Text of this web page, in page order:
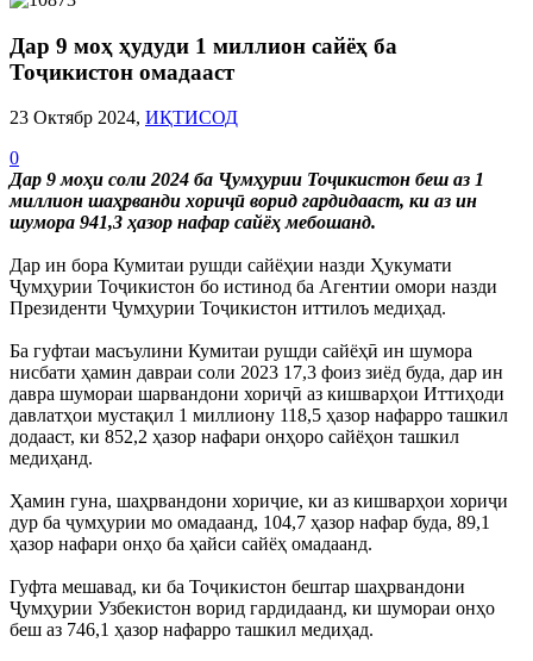
Дар 9 моҳ ҳудуди 1 миллион сайёҳ ба
Тоҷикистон омадааст
23 Октябр 2024, ИҚТИСОД
0
Дар 9 моҳи соли 2024 ба Ҷумҳурии Тоҷикистон беш аз 1
миллион шаҳрванди хориҷӣ ворид гардидааст, ки аз ин
шумора 941,3 ҳазор нафар сайёҳ мебошанд.
Дар ин бора Кумитаи рушди сайёҳии назди Ҳукумати
Ҷумҳурии Тоҷикистон бо истинод ба Агентии омори назди
Президенти Ҷумҳурии Тоҷикистон иттилоъ медиҳад.
Ба гуфтаи масъулини Кумитаи рушди сайёҳӣ ин шумора
нисбати ҳамин давраи соли 2023 17,3 фоиз зиёд буда, дар ин
давра шумораи шарвандони хориҷӣ аз кишварҳои Иттиҳоди
давлатҳои мустақил 1 миллиону 118,5 ҳазор нафарро ташкил
додааст, ки 852,2 ҳазор нафари онҳоро сайёҳон ташкил
медиҳанд.
Ҳамин гуна, шаҳрвандони хориҷие, ки аз кишварҳои хориҷи
дур ба ҷумҳурии мо омадаанд, 104,7 ҳазор нафар буда, 89,1
ҳазор нафари онҳо ба ҳайси сайёҳ омадаанд.
Гуфта мешавад, ки ба Тоҷикистон бештар шаҳрвандони
Ҷумҳурии Узбекистон ворид гардидаанд, ки шумораи онҳо
беш аз 746,1 ҳазор нафарро ташкил медиҳад.